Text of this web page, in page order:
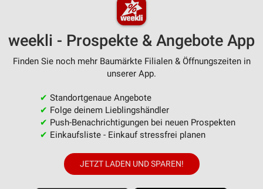
weekli - Prospekte & Angebote App
Finden Sie noch mehr Baumärkte Filialen & Öffnungszeiten in
unserer App.
✔ Standortgenaue Angebote
✔ Folge deinem Lieblingshändler
✔ Push-Benachrichtigungen bei neuen Prospekten
✔ Einkaufsliste - Einkauf stressfrei planen
JETZT LADEN UND SPAREN!